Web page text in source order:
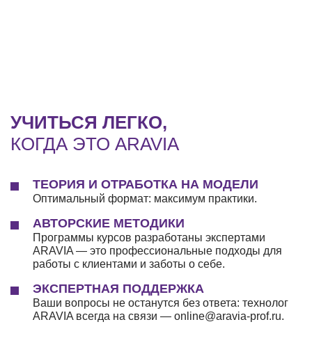
УЧИТЬСЯ ЛЕГКО,
КОГДА ЭТО ARAVIA
ТЕОРИЯ И ОТРАБОТКА НА МОДЕЛИ
Оптимальный формат: максимум практики.
АВТОРСКИЕ МЕТОДИКИ
Программы курсов разработаны экспертами
ARAVIA — это профессиональные подходы для
работы с клиентами и заботы о себе.
ЭКСПЕРТНАЯ ПОДДЕРЖКА
Ваши вопросы не останутся без ответа: технолог
ARAVIA всегда на связи — online@aravia-prof.ru.